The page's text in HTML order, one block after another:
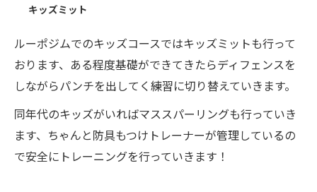
キッズミット
ルーポジムでのキッズコースではキッズミットも行って
おります、ある程度基礎ができてきたらディフェンスを
しながらパンチを出してく練習に切り替えていきます。
同年代のキッズがいればマススパーリングも行っていき
ます、ちゃんと防具もつけトレーナーが管理しているの
で安全にトレーニングを行っていきます！